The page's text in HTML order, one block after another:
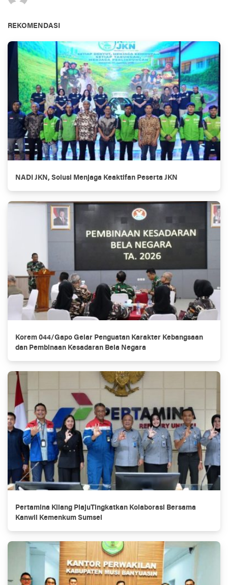
REKOMENDASI
NADI JKN, Solusi Menjaga Keaktifan Peserta JKN
Korem 044/Gapo Gelar Penguatan Karakter Kebangsaan
dan Pembinaan Kesadaran Bela Negara
Pertamina Kilang PlajuTingkatkan Kolaborasi Bersama
Kanwil Kemenkum Sumsel